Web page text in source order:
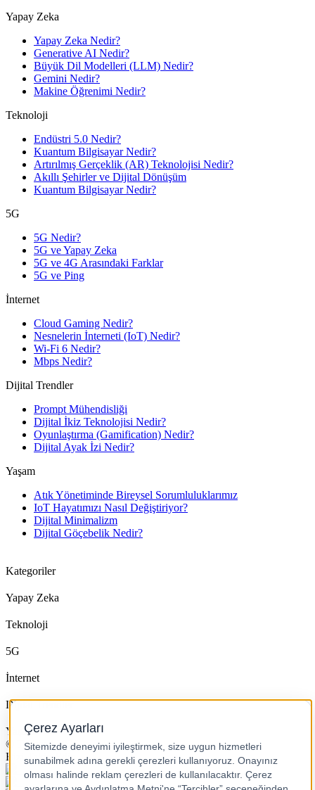
Yapay Zeka
Yapay Zeka Nedir?
Generative AI Nedir?
Büyük Dil Modelleri (LLM) Nedir?
Gemini Nedir?
Makine Öğrenimi Nedir?
Teknoloji
Endüstri 5.0 Nedir?
Kuantum Bilgisayar Nedir?
Artırılmış Gerçeklik (AR) Teknolojisi Nedir?
Akıllı Şehirler ve Dijital Dönüşüm
Kuantum Bilgisayar Nedir?
5G
5G Nedir?
5G ve Yapay Zeka
5G ve 4G Arasındaki Farklar
5G ve Ping
İnternet
Cloud Gaming Nedir?
Nesnelerin İnterneti (IoT) Nedir?
Wi-Fi 6 Nedir?
Mbps Nedir?
Dijital Trendler
Prompt Mühendisliği
Dijital İkiz Teknolojisi Nedir?
Oyunlaştırma (Gamification) Nedir?
Dijital Ayak İzi Nedir?
Yaşam
Atık Yönetiminde Bireysel Sorumluluklarımız
IoT Hayatımızı Nasıl Değiştiriyor?
Dijital Minimalizm
Dijital Göçebelik Nedir?
Kategoriler
Yapay Zeka
Teknoloji
5G
İnternet
Dijital Trendler
Yaşam
© Turkcell 2026
Bizi Takip Edin